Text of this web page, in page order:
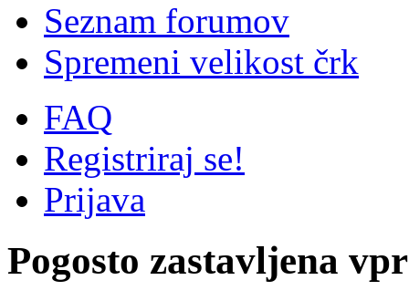
Seznam forumov
Spremeni velikost črk
FAQ
Registriraj se!
Prijava
Pogosto zastavljena